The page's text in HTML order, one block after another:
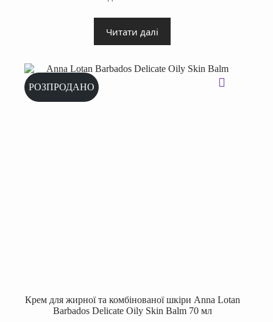
Читати далі
РОЗПРОДАНО
Крем для жирної та комбінованої шкіри Anna Lotan
Barbados Delicate Oily Skin Balm 70 мл